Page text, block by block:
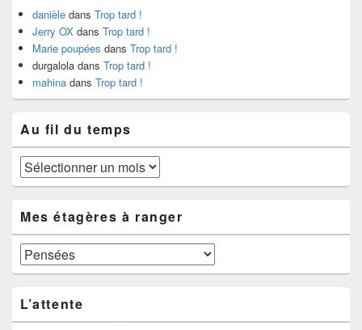
danièle dans Trop tard !
Jerry OX dans Trop tard !
Marie poupées dans Trop tard !
durgalola dans Trop tard !
mahina dans Trop tard !
Au fil du temps
Au
fil
temps
Mes étagères à ranger
Mes
étagères
ranger
L’attente